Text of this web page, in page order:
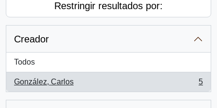
Restringir resultados por:
Creador
Todos
González, Carlos
, 5 resultados
5